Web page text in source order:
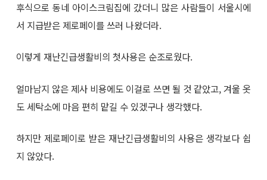
후식으로 동네 아이스크림집에 갔더니 많은 사람들이 서울시에
서 지급받은 제로페이를 쓰러 나왔더라.
이렇게 재난긴급생활비의 첫사용은 순조로웠다.
얼마남지 않은 제사 비용에도 이걸로 쓰면 될 것 같았고, 겨울 옷
도 세탁소에 마음 편히 맡길 수 있겠구나 생각했다.
하지만 제로페이로 받은 재난긴급생활비의 사용은 생각보다 쉽
지 않았다.